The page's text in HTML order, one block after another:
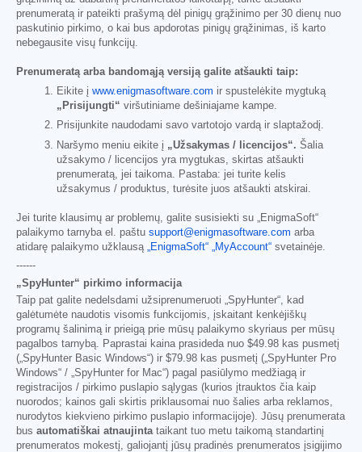
prenumeratą ir pateikti prašymą dėl pinigų grąžinimo per 30 dienų nuo
paskutinio pirkimo, o kai bus apdorotas pinigų grąžinimas, iš karto
nebegausite visų funkcijų.
Prenumeratą arba bandomąją versiją galite atšaukti taip:
Eikite į www.enigmasoftware.com ir spustelėkite mygtuką
„Prisijungti“ viršutiniame dešiniajame kampe.
Prisijunkite naudodami savo vartotojo vardą ir slaptažodį.
Naršymo meniu eikite į „Užsakymas / licencijos“. Šalia
užsakymo / licencijos yra mygtukas, skirtas atšaukti
prenumeratą, jei taikoma. Pastaba: jei turite kelis
užsakymus / produktus, turėsite juos atšaukti atskirai.
Jei turite klausimų ar problemų, galite susisiekti su „EnigmaSoft“
palaikymo tarnyba el. paštu support@enigmasoftware.com arba
atidarę palaikymo užklausą
„EnigmaSoft“ „MyAccount“ svetainėje.
------
„SpyHunter“ pirkimo informacija
Taip pat galite nedelsdami užsiprenumeruoti „SpyHunter“, kad
galėtumėte naudotis visomis funkcijomis, įskaitant kenkėjiškų
programų šalinimą ir prieigą prie mūsų palaikymo skyriaus per mūsų
pagalbos tarnybą. Paprastai kaina prasideda nuo $49.98 kas pusmetį
(„SpyHunter Basic Windows“) ir $79.98 kas pusmetį („SpyHunter Pro
Windows“ / „SpyHunter for Mac“) pagal pasiūlymo medžiagą ir
registracijos / pirkimo puslapio sąlygas (kurios įtrauktos čia kaip
nuorodos; kainos gali skirtis priklausomai nuo šalies arba reklamos,
nurodytos kiekvieno pirkimo puslapio informacijoje). Jūsų prenumerata
bus automatiškai atnaujinta taikant tuo metu taikomą standartinį
prenumeratos mokestį, galiojantį jūsų pradinės prenumeratos įsigijimo